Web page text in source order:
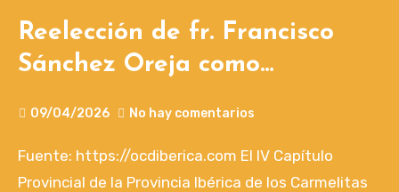
Reelección de fr. Francisco
Sánchez Oreja como
09/04/2026 No hay comentarios
Fuente: https://ocdiberica.com El IV Capítulo
Provincial de la Provincia Ibérica de los Carmelitas